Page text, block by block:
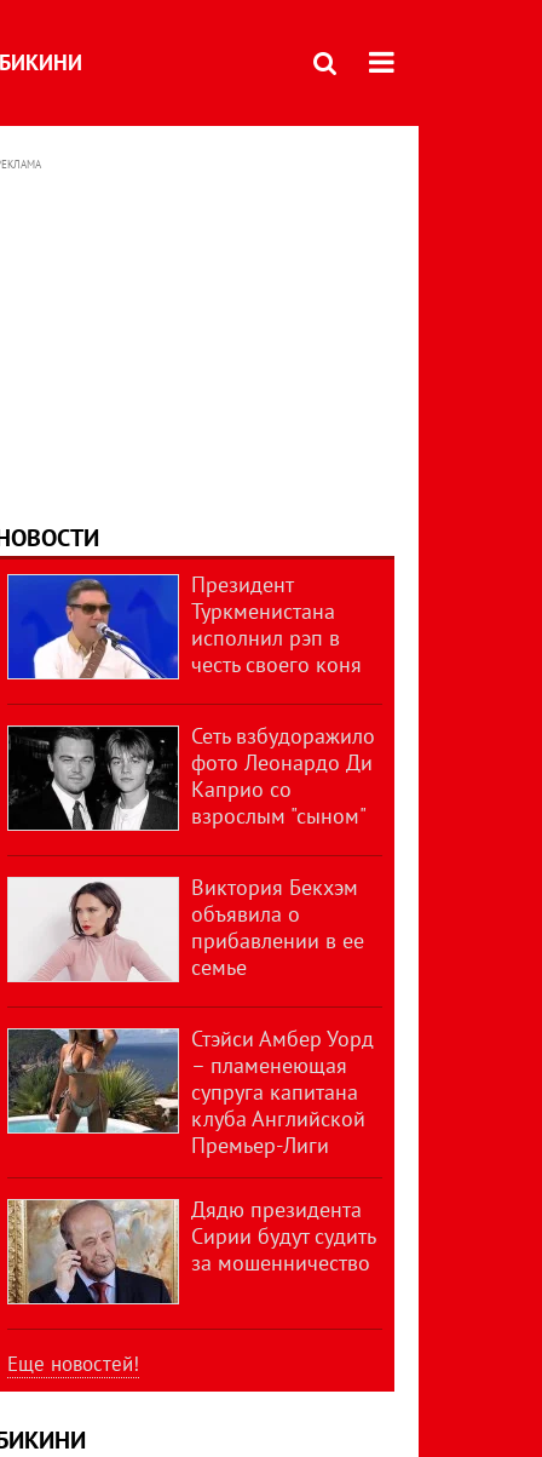
БИКИНИ
Президент
Туркменистана
исполнил рэп в
честь своего коня
Сеть взбудоражило
фото Леонардо Ди
Каприо со
взрослым "сыном"
Виктория Бекхэм
объявила о
прибавлении в ее
семье
Стэйси Амбер Уорд
– пламенеющая
супруга капитана
клуба Английской
Премьер-Лиги
Дядю президента
Сирии будут судить
за мошенничество
Еще новостей!